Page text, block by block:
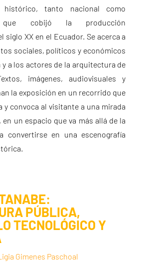
histórico, tanto nacional como
que cobijó la producción
siglo XX en el Ecuador. Se acerca a
sociales, políticos y económicos
y a los actores de la arquitectura de
imágenes, audiovisuales y
la exposición en un recorrido que
y convoca al visitante a una mirada
un espacio que va más allá de la
convertirse en una escenografía
PÚBLICA,
TECNOLÓGICO Y
Gimenes Paschoal